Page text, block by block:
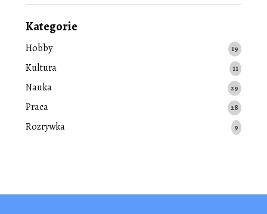
Kategorie
Hobby 19
Kultura 11
Nauka 29
Praca 28
Rozrywka 9